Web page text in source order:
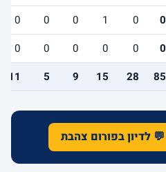
0
0
1
0
0
0
0
0
0
0
0
0
85
28
15
9
5
11
💬 לדיון בפורום צהבת